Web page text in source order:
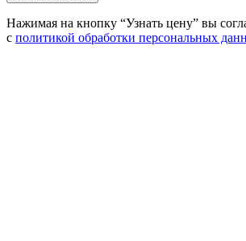
Нажимая на кнопку “Узнать цену” вы
с политикой обработки персональных